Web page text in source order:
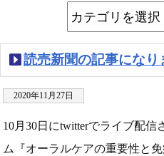
読売新聞の記事になり
2020年11月27日
10月30日にtwitterでライブ配
ム『オーラルケアの重要性と